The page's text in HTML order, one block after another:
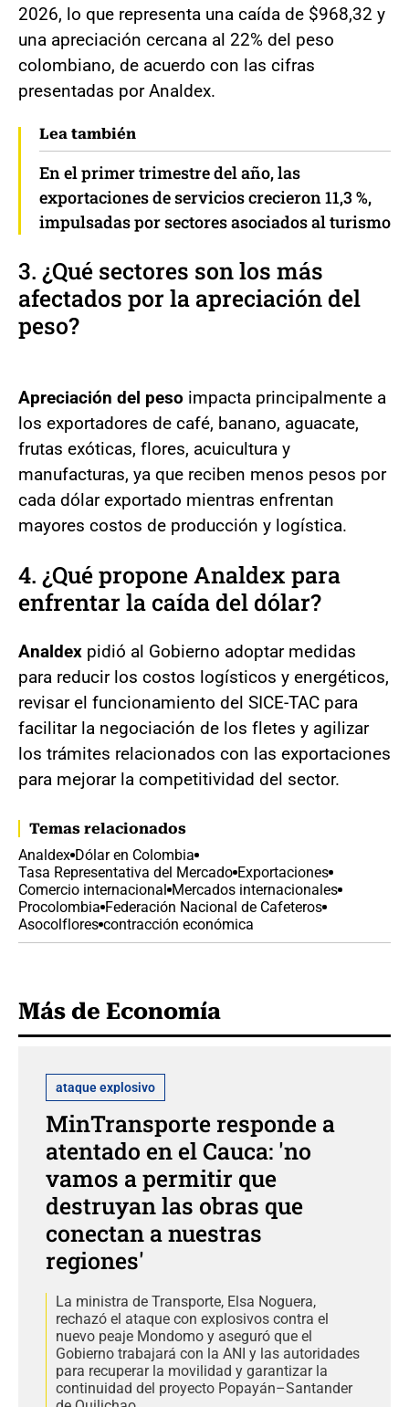
2026, lo que representa una caída de $968,32 y
una apreciación cercana al 22% del peso
colombiano, de acuerdo con las cifras
presentadas por Analdex.
Lea también
En el primer trimestre del año, las
exportaciones de servicios crecieron 11,3 %,
impulsadas por sectores asociados al turismo
3. ¿Qué sectores son los más
afectados por la apreciación del
peso?
Apreciación del peso impacta principalmente a
los exportadores de café, banano, aguacate,
frutas exóticas, flores, acuicultura y
manufacturas, ya que reciben menos pesos por
cada dólar exportado mientras enfrentan
mayores costos de producción y logística.
4. ¿Qué propone Analdex para
enfrentar la caída del dólar?
Analdex pidió al Gobierno adoptar medidas
para reducir los costos logísticos y energéticos,
revisar el funcionamiento del SICE-TAC para
facilitar la negociación de los fletes y agilizar
los trámites relacionados con las exportaciones
para mejorar la competitividad del sector.
Temas relacionados
Analdex Dólar en Colombia
Tasa Representativa del Mercado Exportaciones
Comercio internacional Mercados internacionales
Procolombia Federación Nacional de Cafeteros
Asocolflores contracción económica
Más de Economía
ataque explosivo
MinTransporte responde a
atentado en el Cauca: 'no
vamos a permitir que
destruyan las obras que
conectan a nuestras
regiones'
La ministra de Transporte, Elsa Noguera,
rechazó el ataque con explosivos contra el
nuevo peaje Mondomo y aseguró que el
Gobierno trabajará con la ANI y las autoridades
para recuperar la movilidad y garantizar la
continuidad del proyecto Popayán–Santander